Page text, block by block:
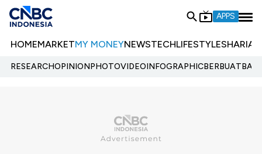
APPS
HOMEMARKETMY MONEYNEWSTECHLIFESTYLESHARIA
RESEARCHOPINIONPHOTOVIDEOINFOGRAPHIC